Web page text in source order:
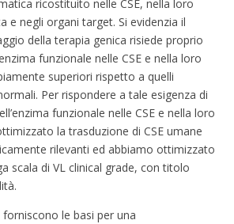
ricostituito nelle CSE, nella loro
e negli organi target. Si evidenzia il
della terapia genica risiede proprio
funzionale nelle CSE e nella loro
superiori rispetto a quelli
Per rispondere a tale esigenza di
funzionale nelle CSE e nella loro
la trasduzione di CSE umane
rilevanti ed abbiamo ottimizzato
scala di VL clinical grade, con titolo
le basi per una